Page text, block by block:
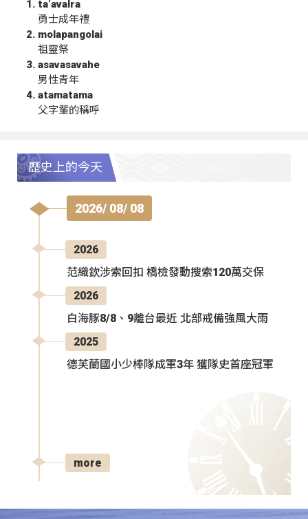
ta‘avalra
勇士成年禮
molapangolai
祖靈祭
asavasavahe
男性青年
atamatama
父字輩的稱呼
歷史上的今天
2026/ 08/ 08
2026
范織欽涉索回扣 橋檢發動搜索120萬交保
2026
白海豚8/8、9離台最近 北部戒備強風大雨
2025
德芙蘭國小少棒隊成軍3年 獲隊史首座冠軍
more